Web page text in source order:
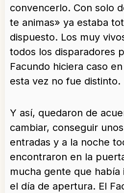
convencerlo. Con solo
te animas» ya estaba
dispuesto. Los muy
todos los disparadores
Facundo hiciera caso
esta vez no fue distinto.
Y así, quedaron de
cambiar, conseguir
entradas y a la noche
encontraron en la
mucha gente que había
el día de apertura. El